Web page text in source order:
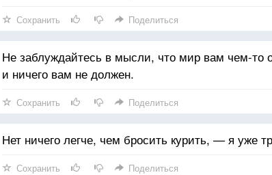
Сохранить Поделиться
Не заблуждайтесь в мысли, что мир вам чем-то
и ничего вам не должен.
Сохранить Поделиться
Нет ничего легче, чем бросить курить, — я уже
Сохранить Поделиться